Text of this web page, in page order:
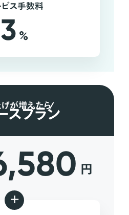
ビス手数料
3 %
が増えたら
スプラン
円
+